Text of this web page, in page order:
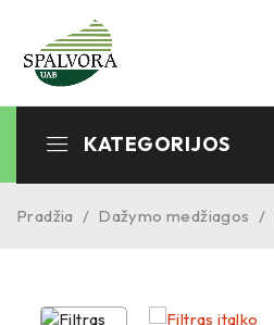
KATEGORIJOS
Pradžia / Dažymo medžiagos /